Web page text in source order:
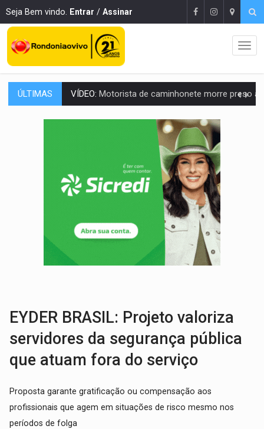
Seja Bem vindo. Entrar / Assinar
ÚLTIMAS LAZER:Seis lugares gratuitos para aproveitar o fim de semana
VÍDEO:FTICCO e Força Tática prendem membro do CV com arma e drogas
Prefeitura fortalece parceria com a APAE para ampliar ações
Exército testa inovações no combate a drones durante
TEMAS SOCIOAMBIENTAIS:Em Itapuã do Oeste, CINEMAZÔNIA leva cinema
Interior de Rondônia terá sábado (8) de calor
INFRAESTRUTURA: Após quase 30 anos de espera, asfalto chega ao
A ILHA: Coreografia de Rondônia estreia na programação do Festival de
EYDER BRASIL: Projeto valoriza
servidores da segurança pública
que atuam fora do serviço
Proposta garante gratificação ou compensação aos
profissionais que agem em situações de risco mesmo nos
períodos de folga